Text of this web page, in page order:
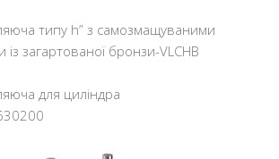
типу h” з самозмащуваними
із загартованої бронзи-VLCHB
для циліндра